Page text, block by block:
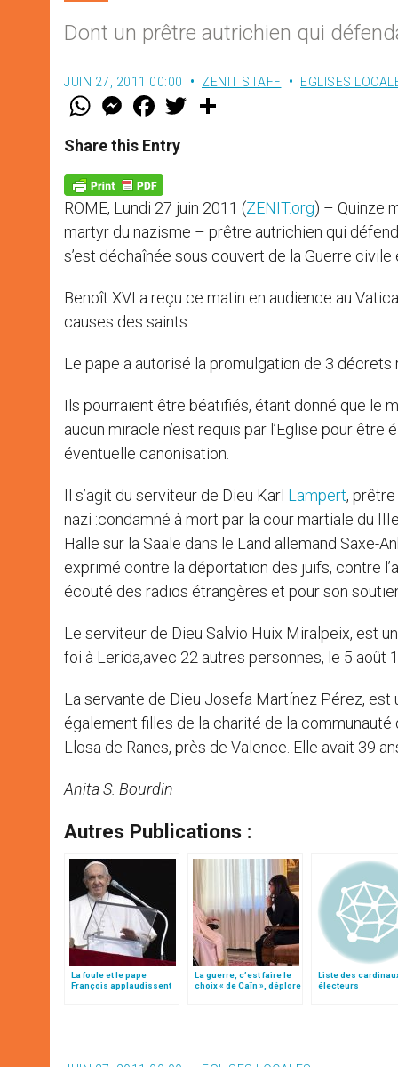
Dont un prêtre autrichien qui
JUIN 27, 2011 00:00 ZENIT STAFF EGLISES
W
t
s
p
p
M
e
s
e
g
e
r
F
a
e
b
k
w
Share this Entry
ROME, Lundi 27 juin 2011 (ZENIT.org) – Quinze
martyr du nazisme – prêtre autrichien qui
s’est déchaînée sous couvert de la Guerre civile
Benoît XVI a reçu ce matin en audience au
causes des saints.
Le pape a autorisé la promulgation de 3
Ils pourraient être béatifiés, étant donné que le
aucun miracle n’est requis par l’Eglise pour
éventuelle canonisation.
Il s’agit du serviteur de Dieu Karl Lampert,
nazi :condamné à mort par la cour martiale du
Halle sur la Saale dans le Land allemand Saxe-
exprimé contre la déportation des juifs, contre
écouté des radios étrangères et pour son
Le serviteur de Dieu Salvio Huix Miralpeix, est
foi à Lerida,avec 22 autres personnes, le 5 août
La servante de Dieu Josefa Martínez Pérez,
également filles de la charité de la communauté
Llosa de Ranes, près de Valence. Elle avait 39
Anita S. Bourdin
Autres Publications :
La foule et le pape
François applaudissent
La guerre, c’est faire le
choix « de Caïn », déplore
Liste des
électeurs